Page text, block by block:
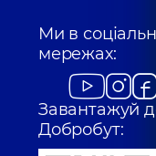
Ми в
мережах:
Завантажуй
Добробут: